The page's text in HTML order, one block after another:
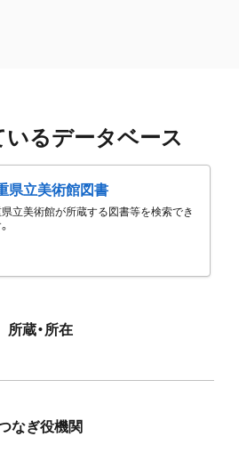
いるデータベース
県立美術館図書
立美術館が所蔵する図書等を検索でき
所蔵・所在
なぎ役機関